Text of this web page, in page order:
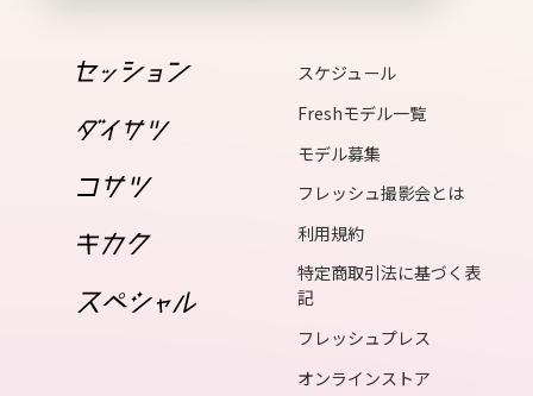
sun
15
mon
16
tue
スケジュール
Freshモデル一覧
モデル募集
フレッシュ撮影会とは
利用規約
特定商取引法に基づく表
記
フレッシュプレス
オンラインストア